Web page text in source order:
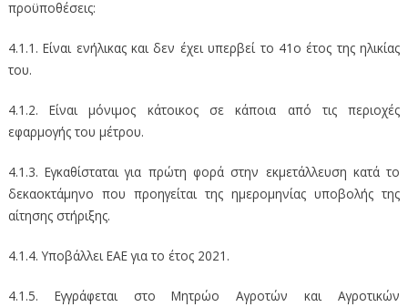
προϋποθέσεις:
4.1.1. Είναι ενήλικας και δεν έχει υπερβεί το 41ο έτος της ηλικίας
του.
4.1.2. Είναι μόνιμος κάτοικος σε κάποια από τις περιοχές
εφαρμογής του μέτρου.
4.1.3. Εγκαθίσταται για πρώτη φορά στην εκμετάλλευση κατά το
δεκαοκτάμηνο που προηγείται της ημερομηνίας υποβολής της
αίτησης στήριξης.
4.1.4. Υποβάλλει ΕΑΕ για το έτος 2021.
4.1.5. Εγγράφεται στο Μητρώο Αγροτών και Αγροτικών